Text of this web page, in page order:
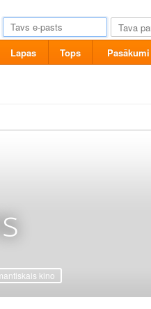
Lapas Tops Pasākumi
kino